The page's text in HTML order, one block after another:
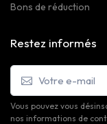
Bons de réduction
Restez informés
Vous pouvez vous
nos informations de